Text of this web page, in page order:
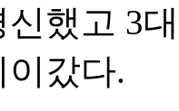
했고 3
이갔다.